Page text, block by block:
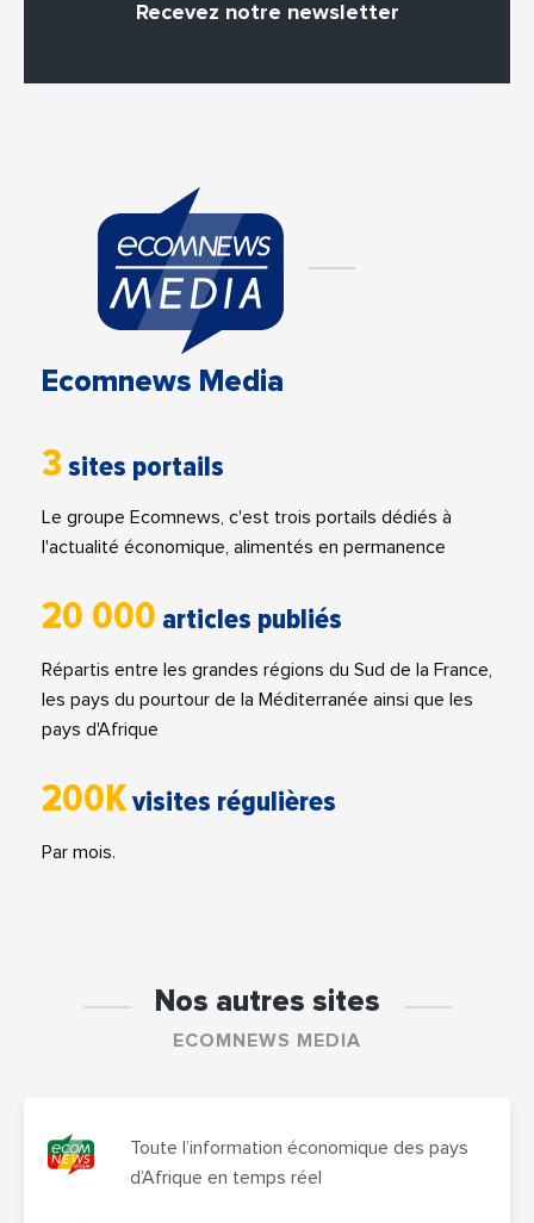
Recevez notre newsletter
Ecomnews Media
3 sites portails
Le groupe Ecomnews, c'est trois portails dédiés à
l'actualité économique, alimentés en permanence
20 000 articles publiés
Répartis entre les grandes régions du Sud de la France,
les pays du pourtour de la Méditerranée ainsi que les
pays d'Afrique
200Kvisites régulières
Par mois.
Nos autres sites
ECOMNEWS MEDIA
Toute l’information économique des pays
d’Afrique en temps réel